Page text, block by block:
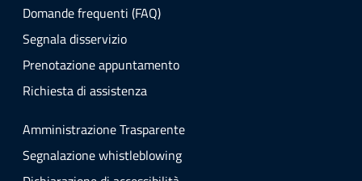
Domande frequenti (FAQ)
Segnala disservizio
Prenotazione appuntamento
Richiesta di assistenza
Amministrazione Trasparente
Segnalazione whistleblowing